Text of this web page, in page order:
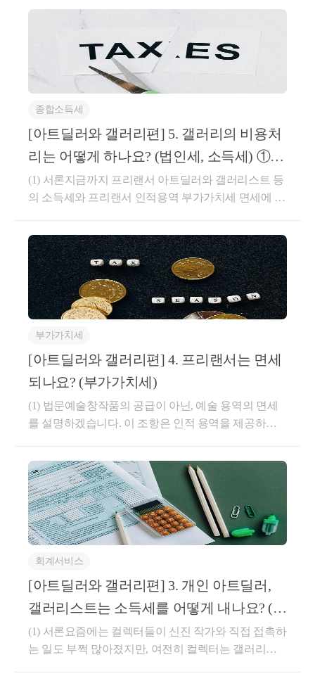
(2) 일시적 1주택 1조합원입주권/분양권 비과세 요건 합리화
1) 소득세법 시행령 제155조 제1항
종전에 주택을 가지고 있는 채로 신규주택을 취득하면, 종전
주택을 양도하는 때에 2주택을 소유한 것이 됩니다. 하지만 요
을 1주택으로 보고 비과세를 판단합니다. 이때 요건이란, ①
종전주택 취득으로부터 1년 이후에 신규주택을 취득하고, ②
신규주택 취득일로부터 3년 (조정대상지역은 1년 이내)에 종
전주택을 양도(조정대상지역은 신규주택 전입까지)해야 합니
여기서 종전주택 취득과 신규주택 취득 사이에 1년 간격이란,
다는 것은 그 자가 2주택으로 투기할 의사가 없었고 주택 갈아
타기 때문에 어쩔 수 없이 2주택을 소유하게 되었다고 봐주는
유예기간 같은 개념입니다.
2) 소득세법 시행령 제156의2조 제3항
양권을 취득하면, 요건을 충족하면 일시적으로 2물건이 된 것
요건이란, ① 종전주택 취득으로부터 1년 이후에 신규 조합원
입주권/분양권을 취득하고, ② 신규 조합원입주권/분양권 취
득일로부터 3년 이내에 종전주택을 양도해야 합니다. 여기서
는 조정대상지역이라고 기간이 단축되는 것이 없고, 신규 물
건이 전입이 불가한 물건이므로 전입요건도 없습니다.
그런데 종전주택을 가지고 있는 채로 신규로 조합원입주권/
분양권을 취득하는 경우에는 신규 조합원입주권/분양권 취득
일로부터 3년이 지나더라도, 종전주택을 1주택으로 보는 경
우가 있습니다. ① 조합원입주권/분양권으로 신규주택이 완
공되어 완공으로부터 2년 이내에 세대 전원이 신규주택으로
공으로부터 2년 이내에 종전주택을 양도하는 경우입니다.
그런데 유예기간 3년 이후 양도이면서 실거주하는 케이스에
대해서는 특이하게도, 종전주택 취득으로부터 1년 이후에 신
규 조합원입주권/분양권을 취득해야 한다는 요건이 없었습니
다. 짐작해보건대, 어차피 실거주를 목적으로 할 주택의 전신
인 입주권/분양권을 구매한다면, 그에게 단기매매의 의사가
없다는 것으로 보고 1년 간격을 구태여 부여하지 않은 것이 아
종합소득세
[아트딜러와 갤러리편] 5. 갤러리의 비용처
리는 어떻게 하나요? (법인세, 소득세) ①
서론
(1) 서론​지금까지 프리랜서 아트딜러와 갤러리스트 등
의 소득세와 프리랜서 인적용역 부가가치세 면세에 대
어넘는 미술품 도소매 개인/법인 사업자, 개인/법인 갤
러리에 대해 알아봅니다. 그 중에서도 갤러리를 운영
하면서 쓰는 비용을 중심으로 알아보겠습니다. 법인을
전제로 설명하지만, 프리랜서 아닌 개인 사업자에게도
통용되는 이야기입니다. 따라서 이 장에서 나오는 ‘익
금’은 ‘사업소득 총수입금액’으로, ‘손금’은 ‘필요경
비’로, ‘각 사업연도 소득’은 ‘사업소득금액’으로 바꿔
읽어도 됩니다.​기초다지기편의 법인세법 익금 규정과
익금은 법인에 귀속되는 일체의 경제적 이익을 모두
익금으로 하지, 사업관련성은 논하지 않습니다. 그런
데 손비는 익금과 달리 사업과 관련하여 발생하거나
상적인 것이거나 (통상성), 수익과 직접 관련된 것(수익
관련)이어야 합니다. (법인세법 제19조 제1항, 제2항)
즉 법인세법상의 손금은 ”사업관련성과 통상성을 동
시에 갖춘 것” 또는 ”수익관련성의 요건을 갖춘 것”입
니다. (서울고법2011누1421)​왜 손금에 대해서만 이렇
게 범위를 좁히고 있을까요?​손금은 각 사업연도 소득
을 줄이고 결국 법인세 절감으로 이어집니다. 따라서
납세자는 손금의 크기를 무한정 늘리고 싶은 마음이
있습니다. 반대로 익금은 납세자가 무한정 줄이고 싶
은 대상입니다. 세법에서는 반대로 손금에 대해서는
제한을 두고, 익금에 대해서는 범위를 가능한 한 넓혀
납세자와 줄다리기를 하고 있는 것입니다.​그런데 경제
부가가치세
[아트딜러와 갤러리편] 4. 프리랜서는 면세
되나요? (부가가치세)
(1) 법문​예술창작품의 공급이 아닌, 예술 용역의 면세
를 설명하겠습니다. 이 조항은 인적 용역을 제공하는
지도 많은 분들께 적용되는 면세조항이기 때문에 아주
중요합니다. 심지어는 미술과 관련없는 성악가, 무용
수, 영화스태프, 연주자는 물론이고 무대설치 스태프,
배달업 종사자, 대리운전 등 모든 프리랜서에게 적용
되는 규정입니다. 하지만 작가는 예술창작품으로도 면
세를 받을 수 있는 길이 있기 때문에 중요도를 고려하
여 여기 아트딜러편에서 설명합니다.​개인 아트딜러,
기획자, 감정사, 비평가 중에서는 별도의 사무실 없이
있습니다. 갤러리스트는 조금 예외인데요, 과거에는
아트딜러와 달리 갤러리라는 공간을 기초로 활동하는
경우가 많아서 프리랜서라고 말하기는 어려웠습니다.
회계서비스
[아트딜러와 갤러리편] 3. 개인 아트딜러,
갤러리스트는 소득세를 어떻게 내나요? (소
득세)
(1) 서론​요즘에는 컬렉터들이 신진 작가와 직접 접촉하
는 일도 부쩍 많아졌지만, 여전히 컬렉터는 갤러리스